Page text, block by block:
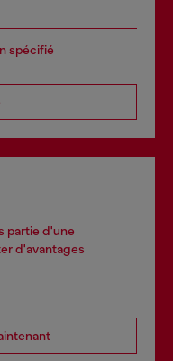
spécifié
partie d'une
d'avantages